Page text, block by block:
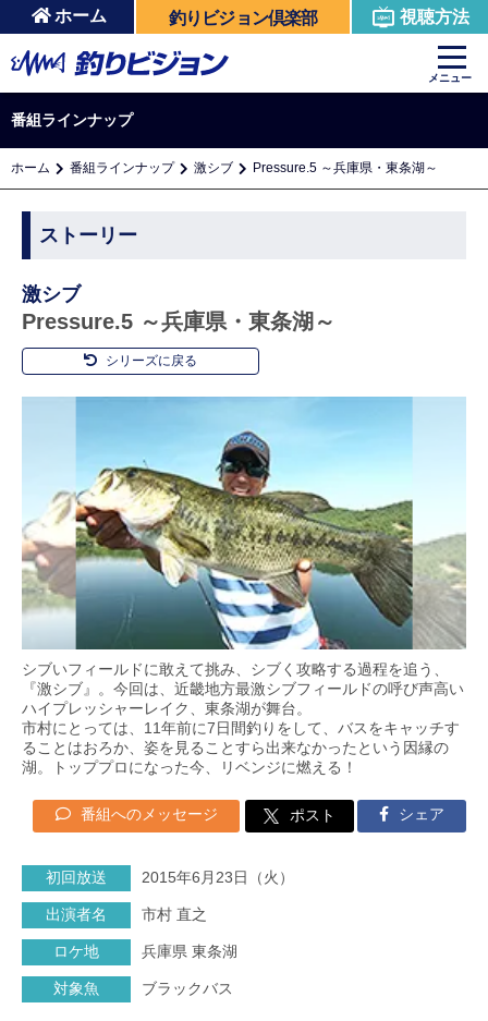
ホーム 釣りビジョン倶楽部 視聴方法
メニュー
番組ラインナップ
ホーム 番組ラインナップ 激シブ Pressure.5 ～兵庫県・東条湖～
ストーリー
激シブ
Pressure.5 ～兵庫県・東条湖～
シリーズに戻る
シブいフィールドに敢えて挑み、シブく攻略する過程を追う、
『激シブ』。今回は、近畿地方最激シブフィールドの呼び声高い
ハイプレッシャーレイク、東条湖が舞台。
市村にとっては、11年前に7日間釣りをして、バスをキャッチす
ることはおろか、姿を見ることすら出来なかったという因縁の
湖。トッププロになった今、リベンジに燃える！
番組へのメッセージ ポスト シェア
初回放送 2015年6月23日（火）
出演者名 市村 直之
ロケ地 兵庫県 東条湖
対象魚 ブラックバス